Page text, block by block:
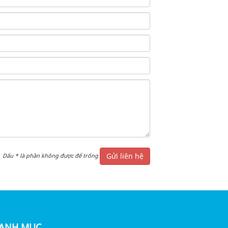
Dấu* là phần không được để trống Gửi liên hệ